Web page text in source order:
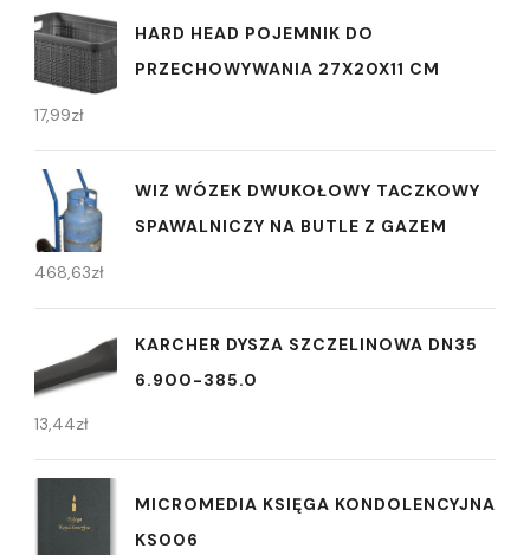
HARD HEAD POJEMNIK DO
PRZECHOWYWANIA 27X20X11 CM
17,99zł
WIZ WÓZEK DWUKOŁOWY TACZKOWY
SPAWALNICZY NA BUTLE Z GAZEM
468,63zł
KARCHER DYSZA SZCZELINOWA DN35
6.900-385.0
13,44zł
MICROMEDIA KSIĘGA KONDOLENCYJNA
KS006